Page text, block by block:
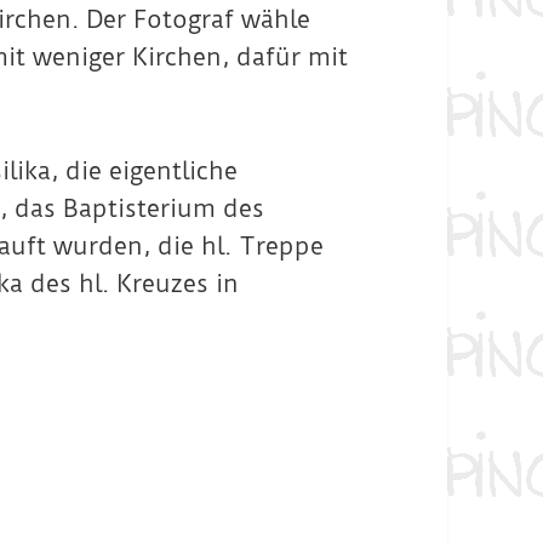
Der Fotograf wähle
weniger Kirchen, dafür mit
die eigentliche
das Baptisterium des
wurden, die hl. Treppe
des hl. Kreuzes in